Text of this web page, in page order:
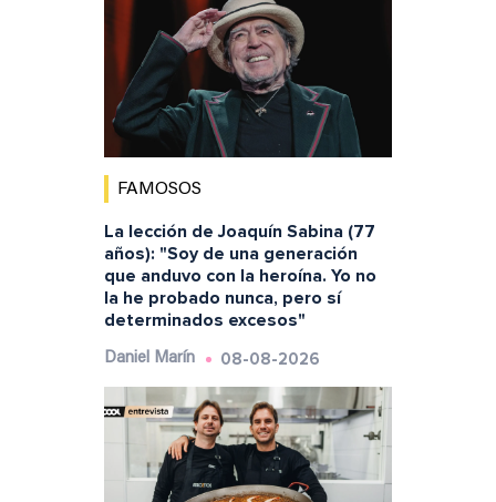
FAMOSOS
La lección de Joaquín Sabina (77
años): "Soy de una generación
que anduvo con la heroína. Yo no
la he probado nunca, pero sí
determinados excesos"
Daniel Marín 08-08-2026